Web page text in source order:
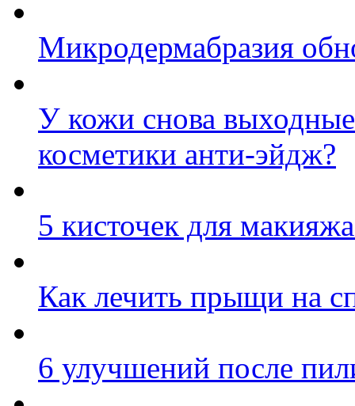
Микродермабразия
У кожи снова
косметики анти-эйдж?
5 кисточек для
Как лечить прыщи на
6 улучшений после